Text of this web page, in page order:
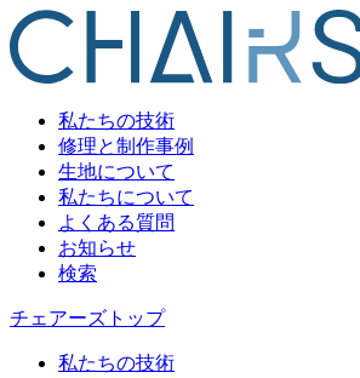
私たちの技術
修理と制作事例
生地について
私たちについて
よくある質問
お知らせ
検索
チェアーズトップ
私たちの技術